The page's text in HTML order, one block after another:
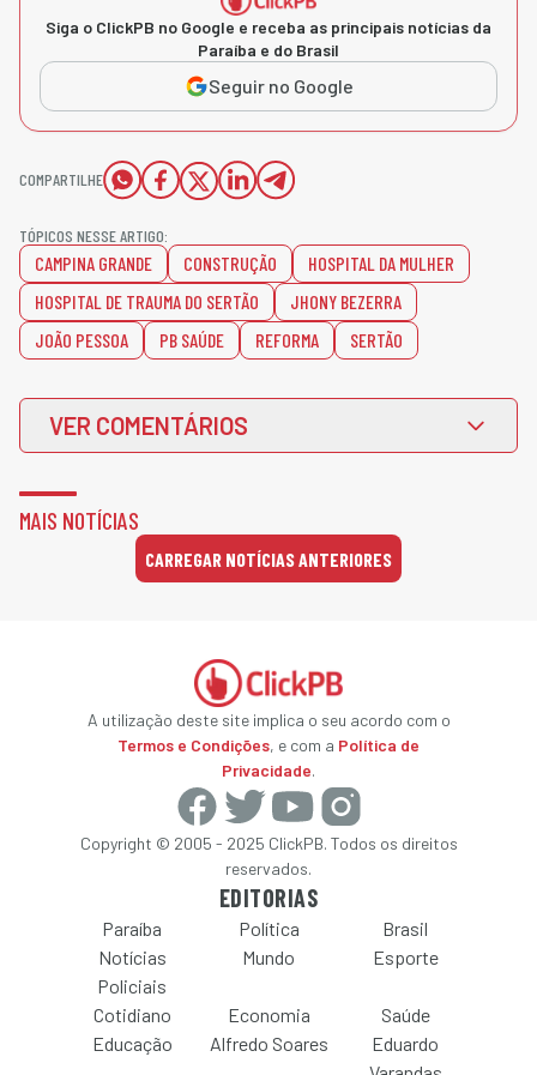
Siga o ClickPB no Google e receba as principais notícias da
Paraíba e do Brasil
Seguir no Google
COMPARTILHE
TÓPICOS NESSE ARTIGO:
CAMPINA GRANDE CONSTRUÇÃO
HOSPITAL DA MULHER
HOSPITAL DE TRAUMA DO SERTÃO
JHONY BEZERRA
JOÃO PESSOA
PB SAÚDE REFORMA SERTÃO
VER COMENTÁRIOS
MAIS NOTÍCIAS
CARREGAR NOTÍCIAS ANTERIORES
A utilização deste site implica o seu acordo com o
Termos e Condições, e com a Política de
Privacidade.
Copyright © 2005 - 2025 ClickPB. Todos os direitos
reservados.
EDITORIAS
Paraíba Política
Brasil
Notícias
Policiais
Mundo Esporte
Cotidiano Economia
Saúde
Educação
Alfredo Soares
Eduardo